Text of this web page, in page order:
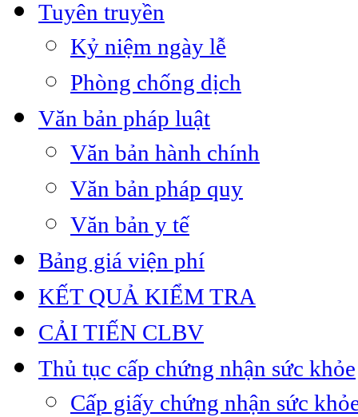
Tuyên truyền
Kỷ niệm ngày lễ
Phòng chống dịch
Văn bản pháp luật
Văn bản hành chính
Văn bản pháp quy
Văn bản y tế
Bảng giá viện phí
KẾT QUẢ KIỂM TRA
CẢI TIẾN CLBV
Thủ tục cấp chứng nhận sức khỏe
Cấp giấy chứng nhận sức